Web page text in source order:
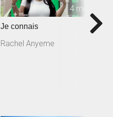
4 min
Je connais
Rachel Anyeme